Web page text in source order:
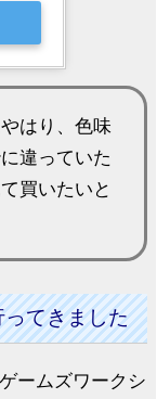
はり、色味
違っていた
買いたいと
てきました
ームズワークシ